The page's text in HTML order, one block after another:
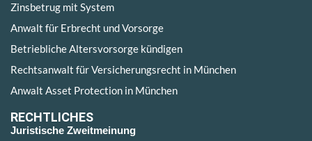
Zinsbetrug mit System
Anwalt für Erbrecht und Vorsorge
Betriebliche Altersvorsorge kündigen
Rechtsanwalt für Versicherungsrecht in München
Anwalt Asset Protection in München
RECHTLICHES
Juristische Zweitmeinung